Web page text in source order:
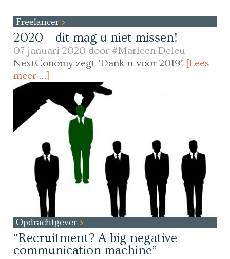
Freelancer
2020 – dit mag u niet missen!
07 januari 2020 door #Marleen Deleu
NextConomy zegt ‘Dank u voor 2019’ [Lees
meer …]
Opdrachtgever
“Recruitment? A big negative
communication machine”